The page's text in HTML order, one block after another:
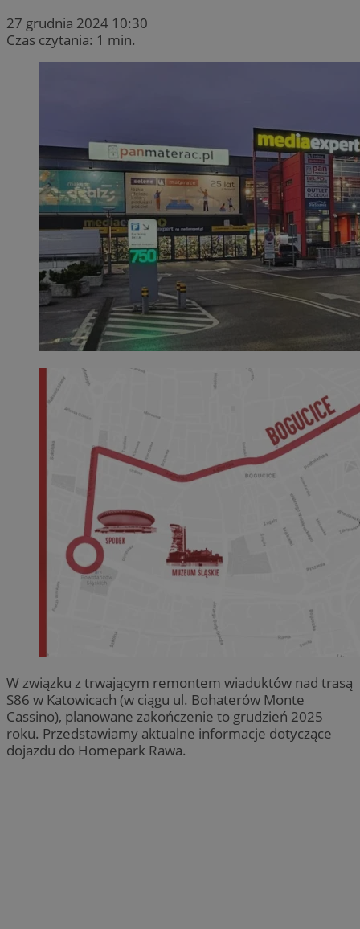
27 grudnia 2024 10:30
Czas czytania: 1 min.
W związku z trwającym remontem wiaduktów nad trasą
S86 w Katowicach (w ciągu ul. Bohaterów Monte
Cassino), planowane zakończenie to grudzień 2025
roku. Przedstawiamy aktualne informacje dotyczące
dojazdu do Homepark Rawa.